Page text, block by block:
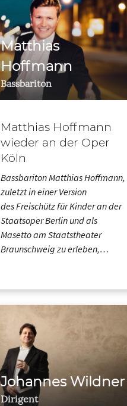
Matthias
Hoffmann
Bassbariton
Matthias Hoffmann
wieder an der Oper
Köln
Bassbariton Matthias Hoffmann,
zuletzt in einer Version
des Freischütz für Kinder an der
Staatsoper Berlin und als
Masetto am Staatstheater
Braunschweig zu erleben,…
Johannes Wildner
Dirigent